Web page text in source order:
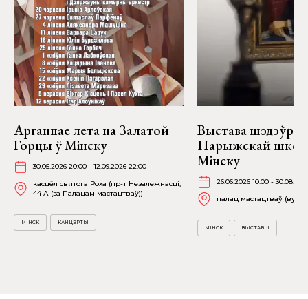
Арганнае лета на Залатой
Горцы ў Мінску
30.05.2026 20:00 - 12.09.2026 22:00
касцёл святога Роха (пр-т Незалежнасці,
44 А (за Палацам мастацтваў))
МІНСК КАНЦЭРТЫ
Выстава шэдэўраў
Парыжскай
Мінску
26.06.2026 10:00 -
палац мастацтваў (вул.
МІНСК ВЫСТАВЫ